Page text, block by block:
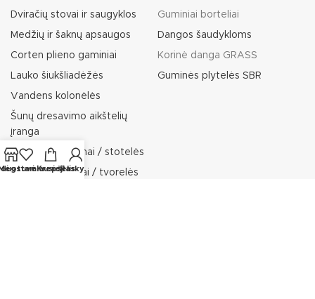
Dviračių stovai ir saugyklos
Medžių ir šaknų apsaugos
Corten plieno gaminiai
Lauko šiukšliadėžės
Vandens kolonėlės
Šunų dresavimo aikštelių
įranga
Rūkymo paviljonai / stotelės
Pėsčiųjų atitvarai / tvorelės
Guminiai borteliai
Dangos šaudykloms
Korinė danga GRASS
Guminės plytelės SBR
KrepšelisPaskyra